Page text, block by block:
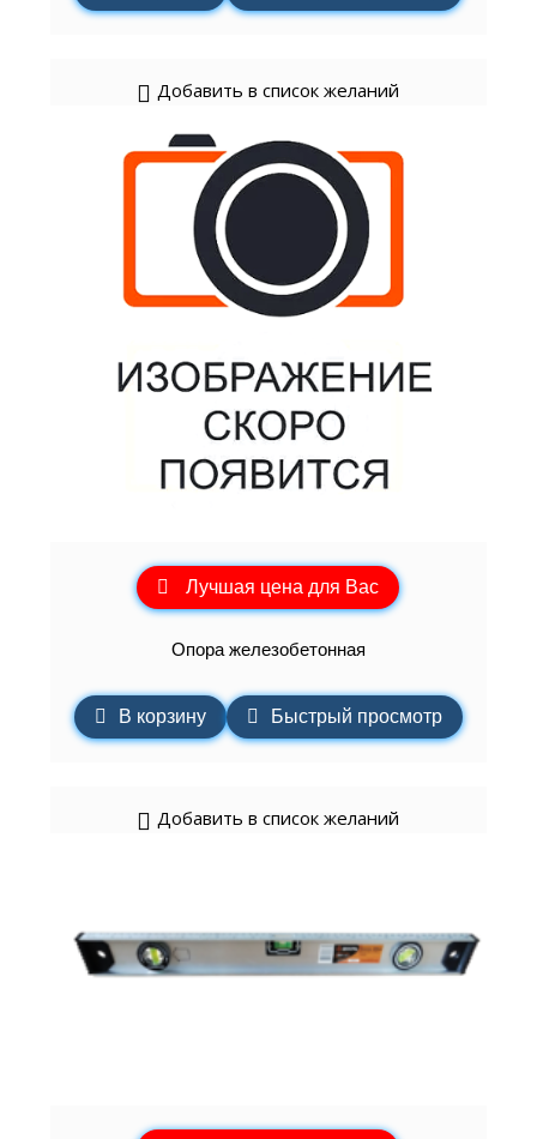
Добавить в список желаний
Лучшая цена для Вас
Опора железобетонная
В корзину Быстрый просмотр
Добавить в список желаний